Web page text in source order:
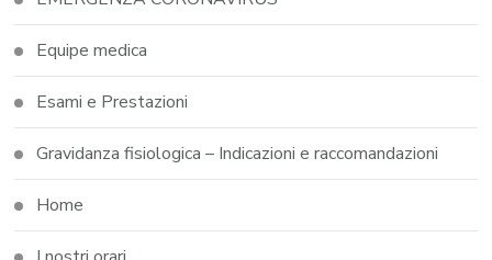
Equipe medica
Esami e Prestazioni
Gravidanza fisiologica – Indicazioni e raccomandazioni
Home